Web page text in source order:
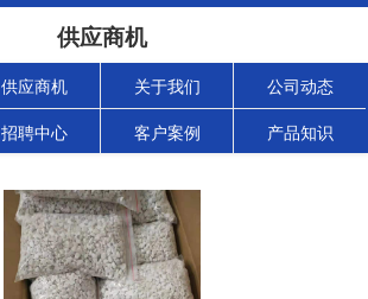
供应商机
供应商机 关于我们 公司动态
招聘中心 客户案例 产品知识